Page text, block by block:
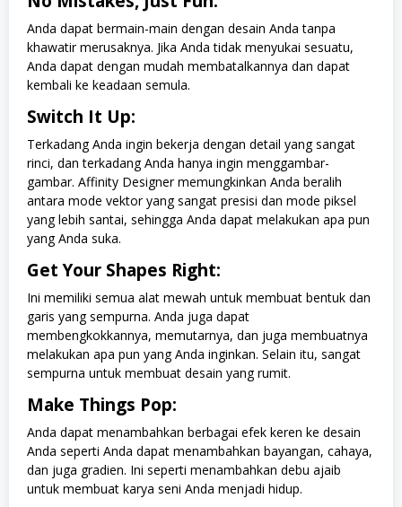
Anda dapat bermain-main dengan desain Anda tanpa
khawatir merusaknya. Jika Anda tidak menyukai sesuatu,
Anda dapat dengan mudah membatalkannya dan dapat
kembali ke keadaan semula.
Switch It Up:
Terkadang Anda ingin bekerja dengan detail yang sangat
rinci, dan terkadang Anda hanya ingin menggambar-
gambar. Affinity Designer memungkinkan Anda beralih
antara mode vektor yang sangat presisi dan mode piksel
yang lebih santai, sehingga Anda dapat melakukan apa pun
yang Anda suka.
Get Your Shapes Right:
Ini memiliki semua alat mewah untuk membuat bentuk dan
garis yang sempurna. Anda juga dapat
membengkokkannya, memutarnya, dan juga membuatnya
melakukan apa pun yang Anda inginkan. Selain itu, sangat
sempurna untuk membuat desain yang rumit.
Make Things Pop:
Anda dapat menambahkan berbagai efek keren ke desain
Anda seperti Anda dapat menambahkan bayangan, cahaya,
dan juga gradien. Ini seperti menambahkan debu ajaib
untuk membuat karya seni Anda menjadi hidup.